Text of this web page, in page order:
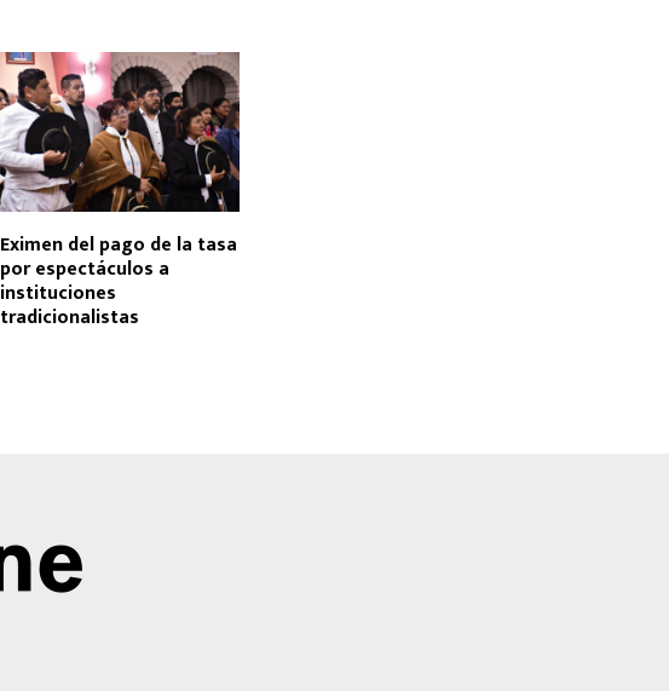
Eximen del pago de la tasa
por espectáculos a
instituciones
tradicionalistas